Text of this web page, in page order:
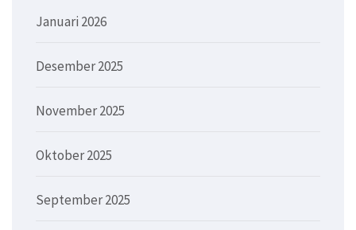
Januari 2026
Desember 2025
November 2025
Oktober 2025
September 2025